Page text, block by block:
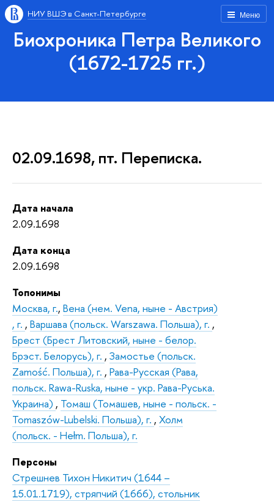
Меню
НИУ ВШЭ в Санкт-Петербурге
Биохроника Петра Великого
(1672-1725 гг.)
02.09.1698, пт. Переписка.
Дата начала
2.09.1698
Дата конца
2.09.1698
Топонимы
Москва, г., Вена (нем. Vena, ныне - Австрия)
, г. , Варшава (польск. Warszawa. Польша), г. ,
Брест (Брест Литовский, ныне - белор.
Брэст. Белорусь), г. , Замостье (польск.
Zamość. Польша), г. , Рава-Русская (Рава,
польск. Rawa-Ruska, ныне - укр. Рава-Руська.
Украина) , Томаш (Томашев, ныне - польск. -
Tomaszów-Lubelski. Польша), г. , Холм
(польск. - Hełm. Польша), г.
Персоны
Стрешнев Тихон Никитич (1644 –
15.01.1719), стряпчий (1666), стольник